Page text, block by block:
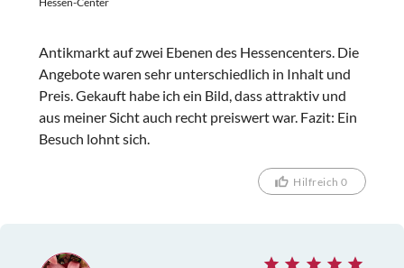
Antikmarkt auf zwei Ebenen des Hessencenters. Die
Angebote waren sehr unterschiedlich in Inhalt und
Preis. Gekauft habe ich ein Bild, dass attraktiv und
aus meiner Sicht auch recht preiswert war. Fazit: Ein
Besuch lohnt sich.
Hilfreich 0